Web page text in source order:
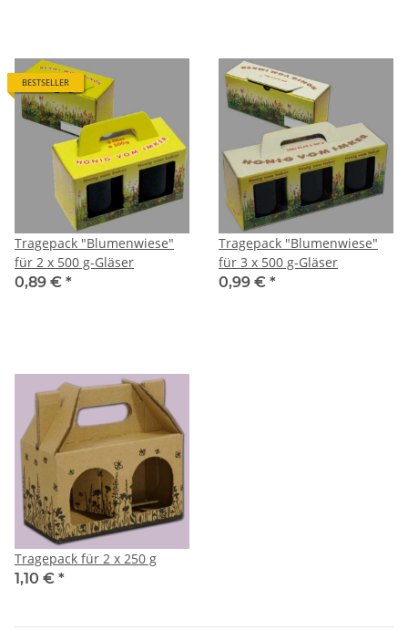
BESTSELLER
Tragepack "Blumenwiese"
für 2 x 500 g-Gläser
0,89 € *
Tragepack "Blumenwiese"
für 3 x 500 g-Gläser
0,99 € *
Tragepack für 2 x 250 g
1,10 € *